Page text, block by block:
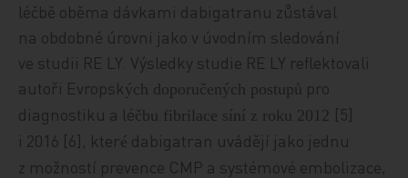
léčbě oběma dávkami dabigatranu zůstával
na obdobné úrovni jako v úvodním sledování
ve studii RE LY. Výsledky studie RE LY reflektovali
autoři Evropských doporučených postupů pro
diagnostiku a léčbu fibrilace síní z roku 2012 [5]
i 2016 [6], které dabigatran uvádějí jako jednu
z možností prevence CMP a systémové embolizace,